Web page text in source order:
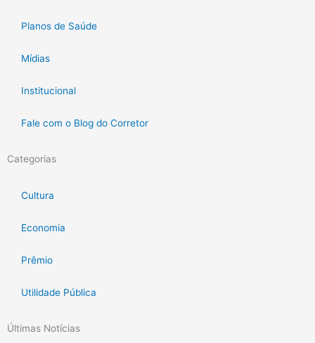
Planos de Saúde
Mídias
Institucional
Fale com o Blog do Corretor
Categorias
Cultura
Economia
Prêmio
Utilidade Pública
Últimas Notícias